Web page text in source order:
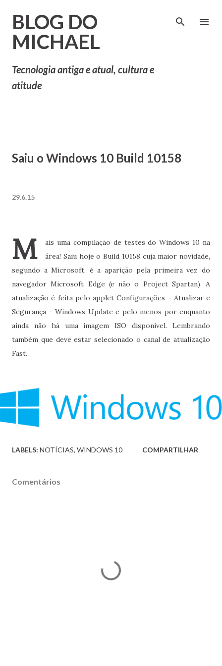
BLOG DO
MICHAEL
Tecnologia antiga e atual, cultura e
atitude
Saiu o Windows 10 Build 10158
29.6.15
M
ais uma compilação de testes do Windows 10 na
área! Saiu hoje o Build 10158 cuja maior novidade,
segundo a Microsoft, é a aparição pela primeira vez do
navegador Microsoft Edge (e não o Project Spartan). A
atualização é feita pelo applet Configurações - Atualizar e
Segurança - Windows Update e pelo menos por enquanto
ainda não há uma imagem ISO disponível. Lembrando
também que deve estar selecionado o canal de atualização
Fast.
LABELS: NOTÍCIAS WINDOWS 10 COMPARTILHAR
Comentários